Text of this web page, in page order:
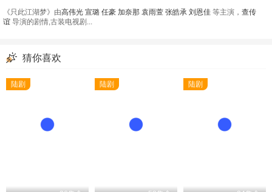
《只此江湖梦》由高伟光 宣璐 任豪 加奈那 袁雨萱 张皓承 刘恩佳 等主演， 查传
谊 导演的剧情,古装电视剧...
猜你喜欢
陆剧 陆剧 陆剧